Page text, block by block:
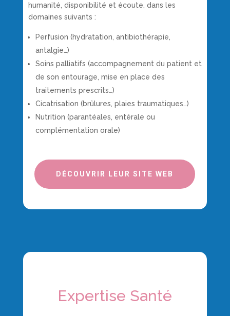
humanité, disponibilité et écoute, dans les
domaines suivants :
Perfusion (hydratation, antibiothérapie,
antalgie…)
Soins palliatifs (accompagnement du patient et
de son entourage, mise en place des
traitements prescrits…)
Cicatrisation (brûlures, plaies traumatiques…)
Nutrition (parantéales, entérale ou
complémentation orale)
DÉCOUVRIR LEUR SITE WEB
Expertise Santé